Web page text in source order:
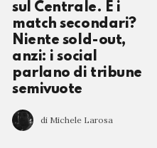
sul Centrale. E i
match secondari?
Niente sold-out,
anzi: i social
parlano di tribune
semivuote
di Michele Larosa